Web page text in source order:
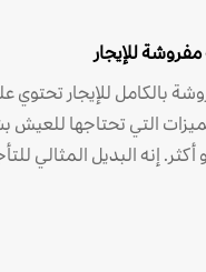
للإيجار
بالكامل للإيجار تحتوي
التي تحتاجها للعيش
إنه البديل المثالي